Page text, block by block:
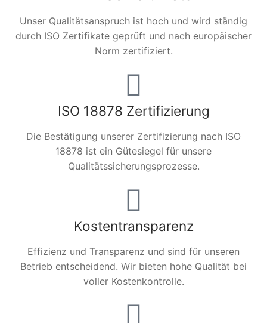
Unser Qualitätsanspruch ist hoch und wird ständig
durch ISO Zertifikate geprüft und nach europäischer
Norm zertifiziert.
ISO 18878 Zertifizierung
Die Bestätigung unserer Zertifizierung nach ISO
18878 ist ein Gütesiegel für unsere
Qualitätssicherungsprozesse.
Kostentransparenz
Effizienz und Transparenz und sind für unseren
Betrieb entscheidend. Wir bieten hohe Qualität bei
voller Kostenkontrolle.